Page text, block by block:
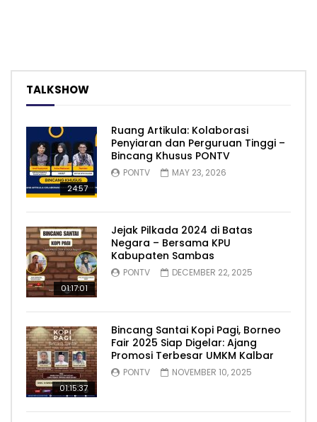
TALKSHOW
24:57
Ruang Artikula: Kolaborasi
Penyiaran dan Perguruan Tinggi –
Bincang Khusus PONTV
PONTV MAY 23, 2026
01:17:01
Jejak Pilkada 2024 di Batas
Negara – Bersama KPU
Kabupaten Sambas
PONTV DECEMBER 22, 2025
01:15:37
Bincang Santai Kopi Pagi, Borneo
Fair 2025 Siap Digelar: Ajang
Promosi Terbesar UMKM Kalbar
PONTV NOVEMBER 10, 2025